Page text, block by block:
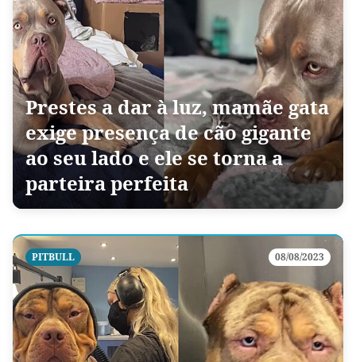
Prestes a dar à luz, mamãe gata
exige presença de cão gigante
ao seu lado e ele se torna a
parteira perfeita
PITBULL 08/08/2023